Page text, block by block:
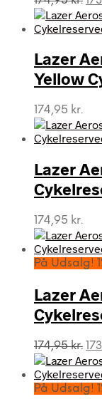
Lazer
Yellow
174,95 kr.
Lazer
174,95 kr.
På Udsalg!
Lazer
174,95kr.
På Udsalg!